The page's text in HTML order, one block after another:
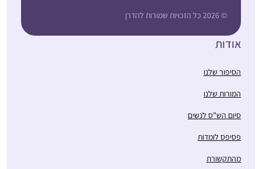
© 2026 כל הזכויות שמורות להדרן
אודות
הסיפור שלנו
המורות שלנו
סיום הש”ס לנשים
פסיפס לומדות
מהתקשורת